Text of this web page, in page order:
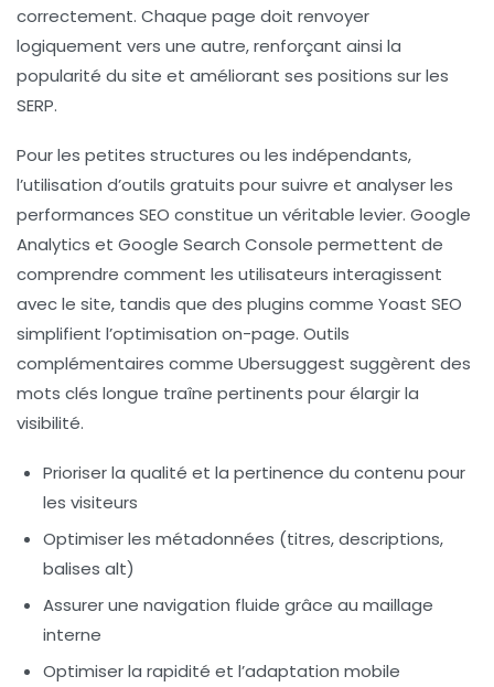
correctement. Chaque page doit renvoyer
logiquement vers une autre, renforçant ainsi la
popularité du site et améliorant ses positions sur les
SERP.
Pour les petites structures ou les indépendants,
l’utilisation d’outils gratuits pour suivre et analyser les
performances SEO constitue un véritable levier. Google
Analytics et Google Search Console permettent de
comprendre comment les utilisateurs interagissent
avec le site, tandis que des plugins comme Yoast SEO
simplifient l’optimisation on-page. Outils
complémentaires comme Ubersuggest suggèrent des
mots clés longue traîne pertinents pour élargir la
visibilité.
Prioriser la qualité et la pertinence du contenu pour
les visiteurs
Optimiser les métadonnées (titres, descriptions,
balises alt)
Assurer une navigation fluide grâce au maillage
interne
Optimiser la rapidité et l’adaptation mobile